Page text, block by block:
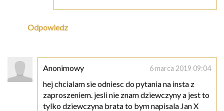
Odpowiedz
Anonimowy 6 marca 2019 09:04
hej chcialam sie odniesc do pytania na insta z
zaproszeniem. jesli nie znam dziewczyny a jest to
tylko dziewczyna brata to bym napisala Jan X